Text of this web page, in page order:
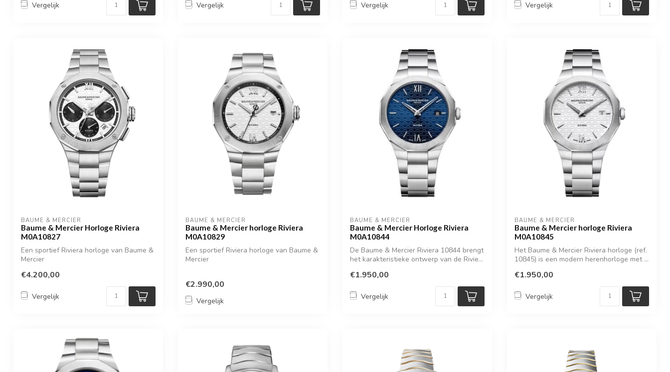
Vergelijk Vergelijk Vergelijk Vergelijk
BAUME & MERCIER
Baume & Mercier Horloge Riviera
M0A10827
Een sportief Riviera horloge van Baume &
Mercier
€4.200,00
Vergelijk
BAUME & MERCIER
Baume & Mercier horloge Riviera
M0A10829
Een sportief Riviera horloge van Baume &
Mercier
€2.990,00
Vergelijk
BAUME & MERCIER
Baume & Mercier Horloge Riviera
M0A10844
De Baume & Mercier Riviera 10844 brengt
het karakteristieke ontwerp van de Rivie...
€1.950,00
Vergelijk
BAUME & MERCIER
Baume & Mercier horloge Riviera
M0A10845
Het Baume & Mercier Riviera horloge (ref.
10845) is een modern herenhorloge met ...
€1.950,00
Vergelijk